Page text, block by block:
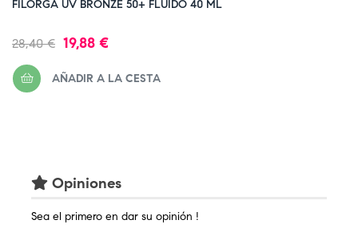
FILORGA UV BRONZE 50+ FLUIDO 40 ML
Precio
regular
28,40 € Precio
19,88 €
AÑADIR A LA CESTA
Opiniones
Sea el primero en dar su opinión !